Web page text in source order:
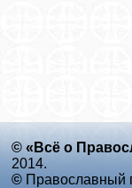
© «Всё о
2014.
© Православный